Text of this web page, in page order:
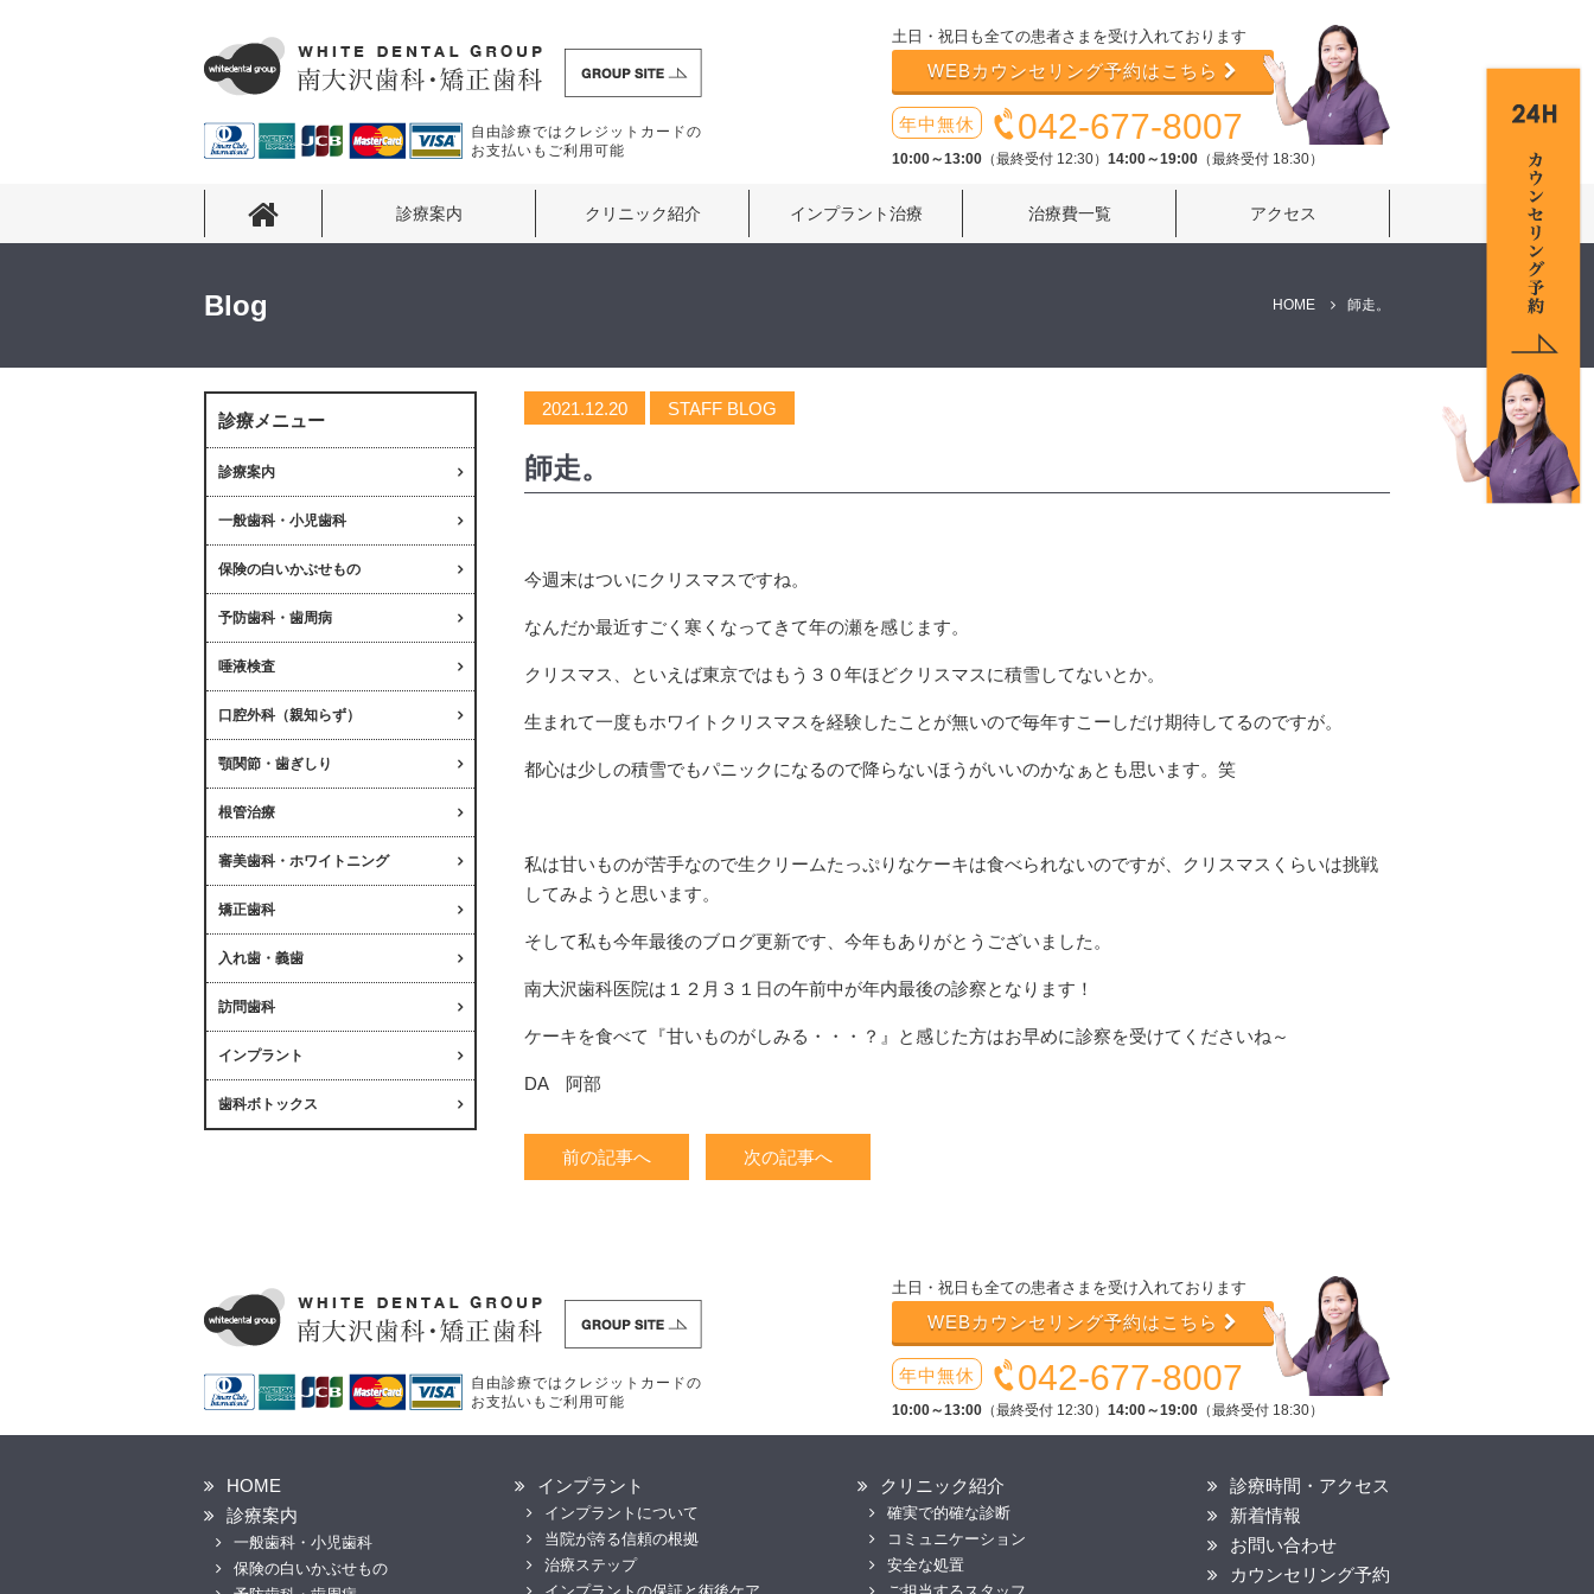
自由診療ではクレジットカードの
お支払いもご利用可能
土日・祝日も全ての患者さまを受け入れております
WEBカウンセリング予約はこちら
年中無休 042-677-8007
10:00～13:00 （最終受付 12:30） 14:00～19:00 （最終受付 18:30）
診療案内 クリニック紹介 インプラント治療 治療費一覧 アクセス
Blog HOME 師走。
2021.12.20 STAFF BLOG
師走。
今週末はついにクリスマスですね。
なんだか最近すごく寒くなってきて年の瀬を感じます。
クリスマス、といえば東京ではもう３０年ほどクリスマスに積雪してないとか。
生まれて一度もホワイトクリスマスを経験したことが無いので毎年すこーしだけ期待してるのですが。
都心は少しの積雪でもパニックになるので降らないほうがいいのかなぁとも思います。笑
私は甘いものが苦手なので生クリームたっぷりなケーキは食べられないのですが、クリスマスくらいは挑戦
してみようと思います。
そして私も今年最後のブログ更新です、今年もありがとうございました。
南大沢歯科医院は１２月３１日の午前中が年内最後の診察となります！
ケーキを食べて『甘いものがしみる・・・？』と感じた方はお早めに診察を受けてくださいね～
DA 阿部
前の記事へ 次の記事へ
診療メニュー
診療案内
一般歯科・小児歯科
保険の白いかぶせもの
予防歯科・歯周病
唾液検査
口腔外科（親知らず）
顎関節・歯ぎしり
根管治療
審美歯科・ホワイトニング
矯正歯科
入れ歯・義歯
訪問歯科
インプラント
歯科ボトックス
自由診療ではクレジットカードの
お支払いもご利用可能
土日・祝日も全ての患者さまを受け入れております
WEBカウンセリング予約はこちら
年中無休 042-677-8007
10:00～13:00 （最終受付 12:30） 14:00～19:00 （最終受付 18:30）
HOME
診療案内
一般歯科・小児歯科
保険の白いかぶせもの
インプラント
インプラントについて
当院が誇る信頼の根拠
治療ステップ
クリニック紹介
確実で的確な診断
コミュニケーション
安全な処置
診療時間・アクセス
新着情報
お問い合わせ
カウンセリング予約